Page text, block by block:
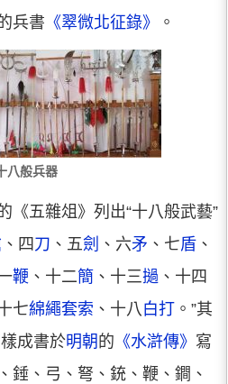
兵書 《翠微北征錄》 。
八般兵器
《五雜俎》列出“十八般武藝”
、四 刀 、五劍 、六矛 、七盾 、
鞭 、十二簡 、十三撾 、十四
七綿繩套索 、十八 白打 。”其
成書於明朝 的 《水滸傳》 寫
錘、弓、弩、銃、鞭、鐧、